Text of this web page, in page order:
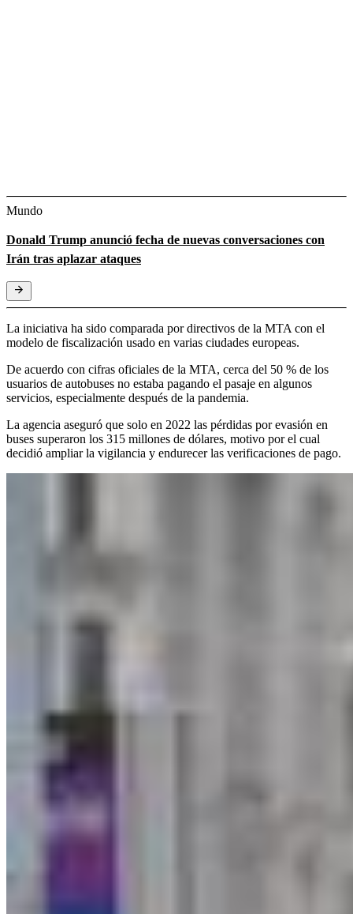
Mundo
Donald Trump anunció fecha de nuevas conversaciones con
Irán tras aplazar ataques
La iniciativa ha sido comparada por directivos de la MTA con el
modelo de fiscalización usado en varias ciudades europeas.
De acuerdo con cifras oficiales de la MTA, cerca del 50 % de los
usuarios de autobuses no estaba pagando el pasaje en algunos
servicios, especialmente después de la pandemia.
La agencia aseguró que solo en 2022 las pérdidas por evasión en
buses superaron los 315 millones de dólares, motivo por el cual
decidió ampliar la vigilancia y endurecer las verificaciones de pago.